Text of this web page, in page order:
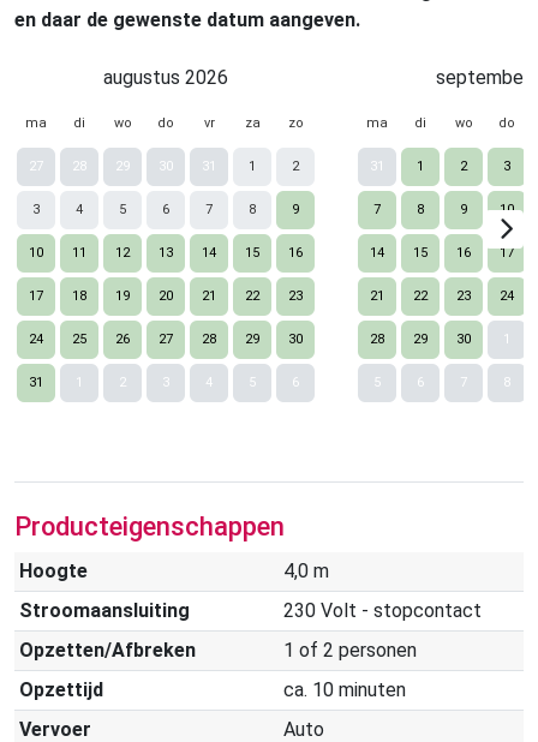
en daar de gewenste datum aangeven.
augustus 2026
ma di wo do vr za zo
27 28 29 30 31 1 2
3 4 5 6 7 8 9
10 11 12 13 14 15 16
17 18 19 20 21 22 23
24 25 26 27 28 29 30
31 1 2 3 4 5 6
september
ma di wo do
31 1 2 3
7 8 9 10
14 15 16 17
21 22 23 24
28 29 30 1
5 6 7 8
Producteigenschappen
Hoogte
4,0 m
Stroomaansluiting
230 Volt - stopcontact
Opzetten/Afbreken
1 of 2 personen
Opzettijd
ca. 10 minuten
Vervoer
Auto